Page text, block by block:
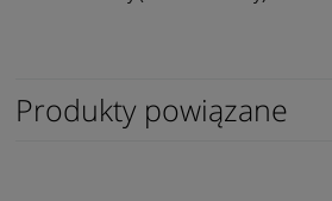
Produkty powiązane